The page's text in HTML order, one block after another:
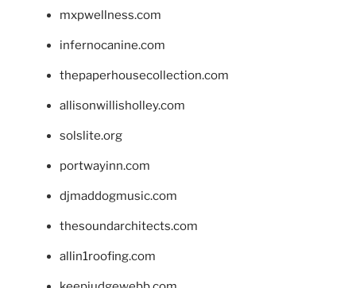
mxpwellness.com
infernocanine.com
thepaperhousecollection.com
allisonwillisholley.com
solslite.org
portwayinn.com
djmaddogmusic.com
thesoundarchitects.com
allin1roofing.com